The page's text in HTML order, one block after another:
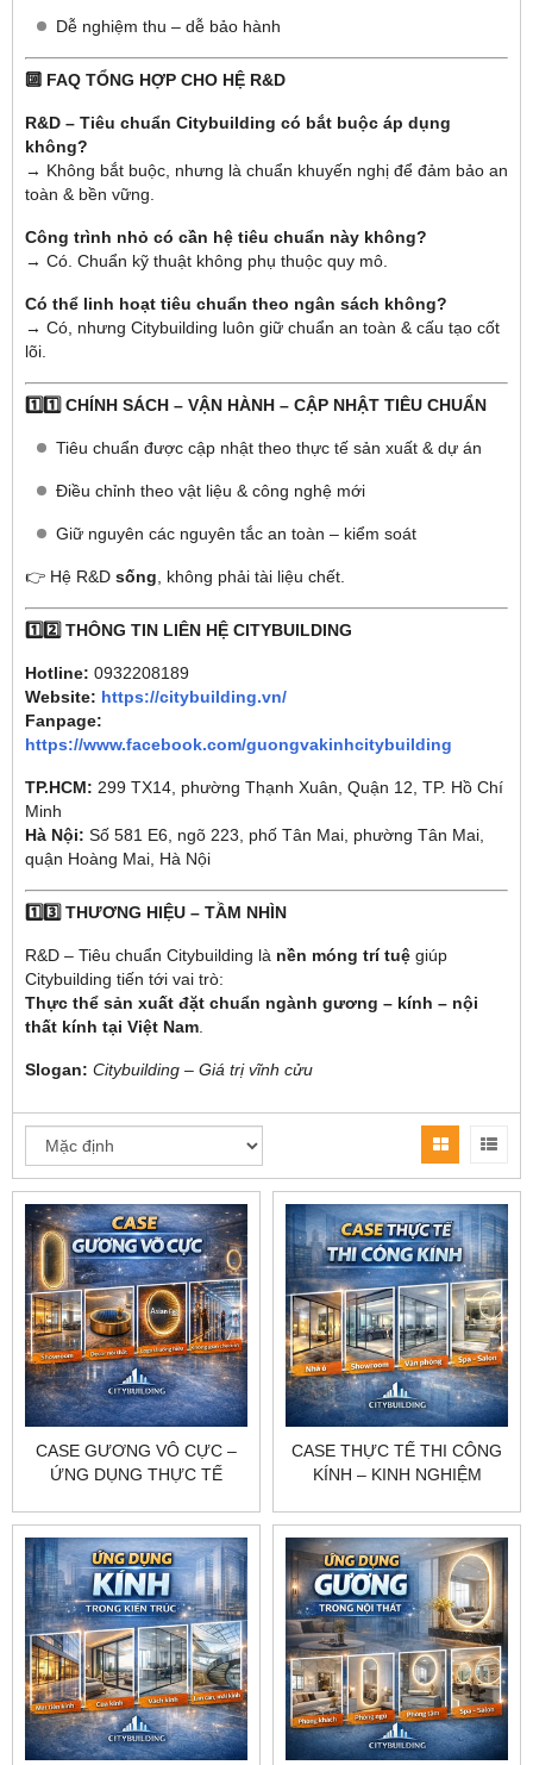
Dễ nghiệm thu – dễ bảo hành
🔟 FAQ TỔNG HỢP CHO HỆ R&D
R&D – Tiêu chuẩn Citybuilding có bắt buộc áp dụng
không?
→ Không bắt buộc, nhưng là chuẩn khuyến nghị để đảm bảo an
toàn & bền vững.
Công trình nhỏ có cần hệ tiêu chuẩn này không?
→ Có. Chuẩn kỹ thuật không phụ thuộc quy mô.
Có thể linh hoạt tiêu chuẩn theo ngân sách không?
→ Có, nhưng Citybuilding luôn giữ chuẩn an toàn & cấu tạo cốt
lõi.
1️⃣1️⃣ CHÍNH SÁCH – VẬN HÀNH – CẬP NHẬT TIÊU CHUẨN
Tiêu chuẩn được cập nhật theo thực tế sản xuất & dự án
Điều chỉnh theo vật liệu & công nghệ mới
Giữ nguyên các nguyên tắc an toàn – kiểm soát
👉 Hệ R&D sống , không phải tài liệu chết.
1️⃣2️⃣ THÔNG TIN LIÊN HỆ CITYBUILDING
Hotline: 0932208189
Website: https://citybuilding.vn/
Fanpage:
https://www.facebook.com/guongvakinhcitybuilding
TP.HCM: 299 TX14, phường Thạnh Xuân, Quận 12, TP. Hồ Chí
Minh
Hà Nội: Số 581 E6, ngõ 223, phố Tân Mai, phường Tân Mai,
quận Hoàng Mai, Hà Nội
1️⃣3️⃣ THƯƠNG HIỆU – TẦM NHÌN
R&D – Tiêu chuẩn Citybuilding là nền móng trí tuệ giúp
Citybuilding tiến tới vai trò:
Thực thể sản xuất đặt chuẩn ngành gương – kính – nội
thất kính tại Việt Nam
Slogan: Citybuilding – Giá trị vĩnh cửu
CASE GƯƠNG VÔ CỰC –
ỨNG DỤNG THỰC TẾ
SHOWROOM VÀ KHÔNG
GIAN ĐIỂM NHẤN
CASE THỰC TẾ THI CÔNG
KÍNH – KINH NGHIỆM
PHÁP CHO TỪNG CÔNG
TRÌNH